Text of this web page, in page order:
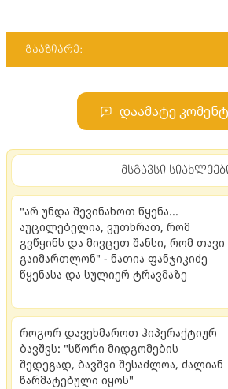
გააზიარე:
დაამატე
მსგავსი
"არ უნდა შევინახოთ წყენა...
აუცილებელია, ვუთხრათ, რომ
გვწყინს და მივცეთ შანსი, რომ თავი
გაიმართლონ" - ნათია ფანჯიკიძე
წყენასა და სულიერ ტრავმაზე
როგორ დავეხმაროთ ჰიპერაქტიურ
ბავშვს: "სწორი მიდგომების
შედეგად, ბავშვი შესაძლოა, ძალიან
წარმატებული იყოს"